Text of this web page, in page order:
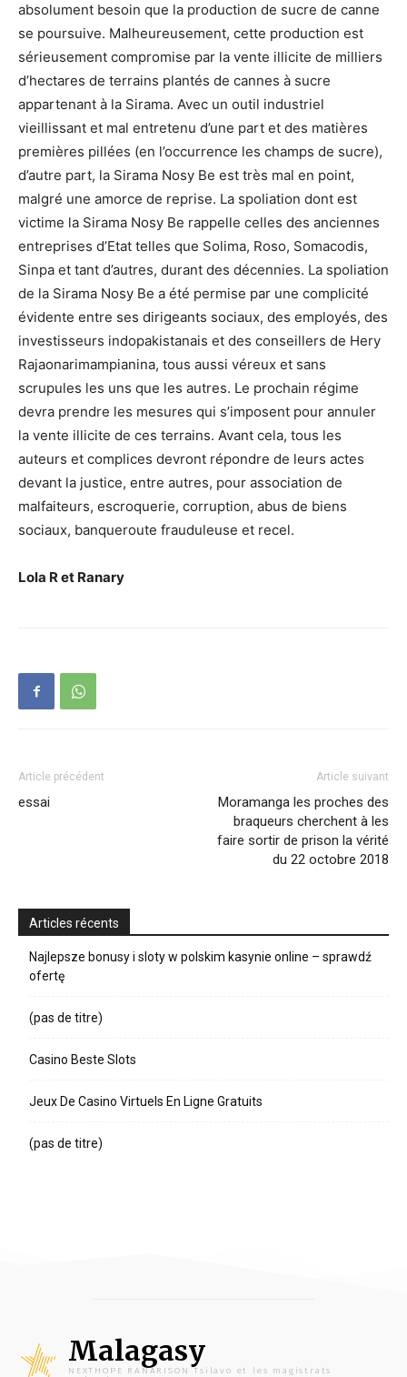
absolument besoin que la production de sucre de canne
se poursuive. Malheureusement, cette production est
sérieusement compromise par la vente illicite de milliers
d’hectares de terrains plantés de cannes à sucre
appartenant à la Sirama. Avec un outil industriel
vieillissant et mal entretenu d’une part et des matières
premières pillées (en l’occurrence les champs de sucre),
d’autre part, la Sirama Nosy Be est très mal en point,
malgré une amorce de reprise. La spoliation dont est
victime la Sirama Nosy Be rappelle celles des anciennes
entreprises d’Etat telles que Solima, Roso, Somacodis,
Sinpa et tant d’autres, durant des décennies. La spoliation
de la Sirama Nosy Be a été permise par une complicité
évidente entre ses dirigeants sociaux, des employés, des
investisseurs indopakistanais et des conseillers de Hery
Rajaonarimampianina, tous aussi véreux et sans
scrupules les uns que les autres. Le prochain régime
devra prendre les mesures qui s’imposent pour annuler
la vente illicite de ces terrains. Avant cela, tous les
auteurs et complices devront répondre de leurs actes
devant la justice, entre autres, pour association de
malfaiteurs, escroquerie, corruption, abus de biens
sociaux, banqueroute frauduleuse et recel.
Lola R et Ranary
Article précédent
essai
Article suivant
Moramanga les proches des
braqueurs cherchent à les
faire sortir de prison la vérité
du 22 octobre 2018
Articles récents
Najlepsze bonusy i sloty w polskim kasynie online – sprawdź
ofertę
(pas de titre)
Casino Beste Slots
Jeux De Casino Virtuels En Ligne Gratuits
(pas de titre)
Malagasy
NEXTHOPE RANARISON Tsilavo et les magistrats